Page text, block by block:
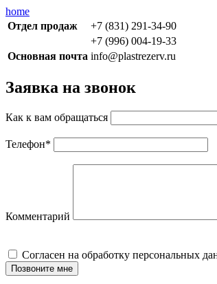
home
Отдел продаж
+7 (831) 291-34-90
+7 (996) 004-19-33
Основная почта info@plastrezerv.ru
Заявка на звонок
Как к вам обращаться
Телефон*
Комментарий
Cогласен на обработку персональных
Позвоните мне